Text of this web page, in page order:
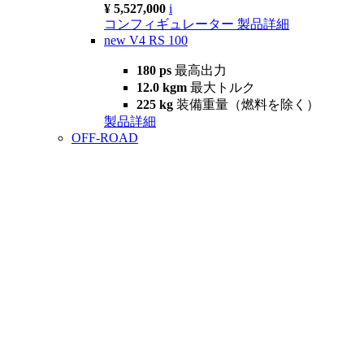
¥ 5,527,000 i
コンフィギュレーター 製品詳細
new V4 RS 100
180 ps 最高出力
12.0 kgm 最大トルク
225 kg 装備重量（燃料を除く）
製品詳細
OFF-ROAD